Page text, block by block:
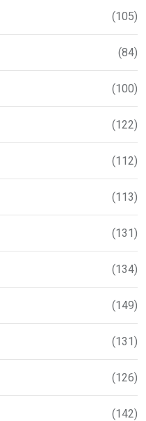
(105)
(84)
(100)
(122)
(112)
(113)
(131)
(134)
(149)
(131)
(126)
(142)